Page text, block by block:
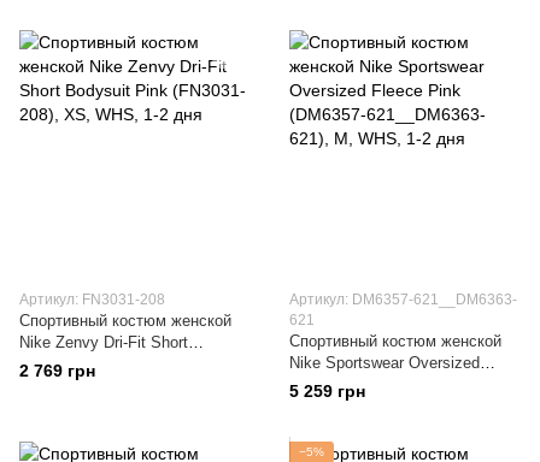
Артикул: FN3031-208
Спортивный костюм женской
Nike Zenvy Dri-Fit Short
Bodysuit Pink (FN3031-208)
2 769 грн
Артикул: DM6357-621__DM6363-
621
Спортивный костюм женской
Nike Sportswear Oversized
Fleece Pink (DM6357-
621__DM6363-621)
5 259 грн
−5%